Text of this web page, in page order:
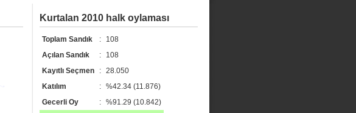
Kurtalan 2010 halk oylaması
Toplam Sandık :
108
Açılan Sandık
:
108
Kayıtlı Seçmen
: 28.050
Katılım
: %42.34 (11.876)
Gecerli Oy
: %91.29 (10.842)